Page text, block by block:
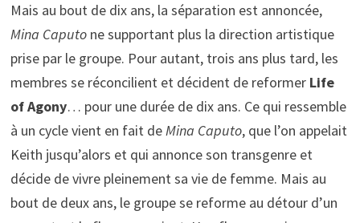
Mais au bout de dix ans, la séparation est annoncée,
Mina Caputo ne supportant plus la direction artistique
prise par le groupe. Pour autant, trois ans plus tard, les
membres se réconcilient et décident de reformer Life
of Agony… pour une durée de dix ans. Ce qui ressemble
à un cycle vient en fait deMina Caputo, que l’on appelait
Keith jusqu’alors et qui annonce son transgenre et
décide de vivre pleinement sa vie de femme. Mais au
bout de deux ans, le groupe se reforme au détour d’un